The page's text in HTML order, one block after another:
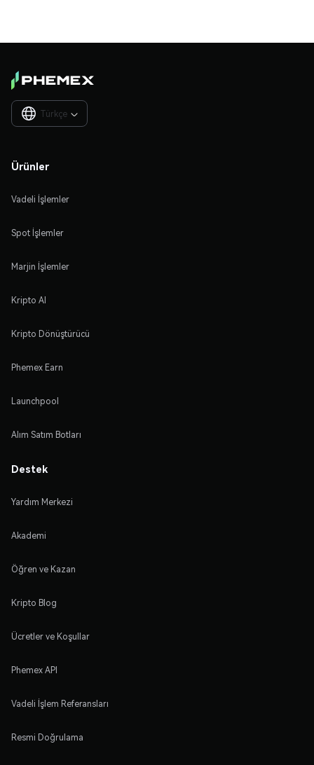
Türkçe 
Ürünler
Vadeli İşlemler
Spot İşlemler
Marjin İşlemler
Kripto Al
Kripto Dönüştürücü
Phemex Earn
Launchpool
Alım Satım Botları
Destek
Yardım Merkezi
Akademi
Öğren ve Kazan
Kripto Blog
Ücretler ve Koşullar
Phemex API
Vadeli İşlem Referansları
Resmi Doğrulama